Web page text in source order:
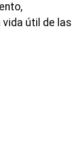
útil de las